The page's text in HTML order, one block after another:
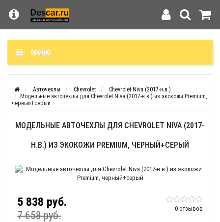
Меню
Авточехлы Chevrolet
Chevrolet Niva (2017-н.в.)
Модельные авточехлы для Chevrolet Niva (2017-н.в.) из экокожи Premium,
черный+серый
МОДЕЛЬНЫЕ АВТОЧЕХЛЫ ДЛЯ CHEVROLET NIVA (2017-
Н.В.) ИЗ ЭКОКОЖИ PREMIUM, ЧЕРНЫЙ+СЕРЫЙ
0 отзывов
5 838 руб.
7 658 руб.